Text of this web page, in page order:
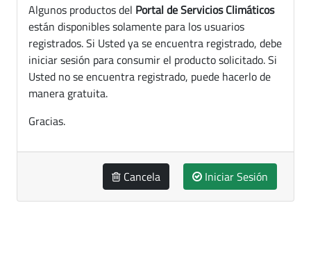
Algunos productos del Portal de Servicios Climáticos
están disponibles solamente para los usuarios
registrados. Si Usted ya se encuentra registrado, debe
iniciar sesión para consumir el producto solicitado. Si
Usted no se encuentra registrado, puede hacerlo de
manera gratuita.
Gracias.
Cancela Iniciar Sesión